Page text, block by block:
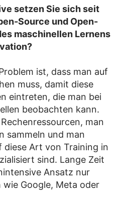
setzen Sie sich seit
Source und Open-
maschinellen Lernens
ist, dass man auf
muss, damit diese
eintreten, die man bei
beobachten kann.
man
sammeln und man
diese Art von Training in
sind. Lange Zeit
Ansatz nur
Google, Meta oder